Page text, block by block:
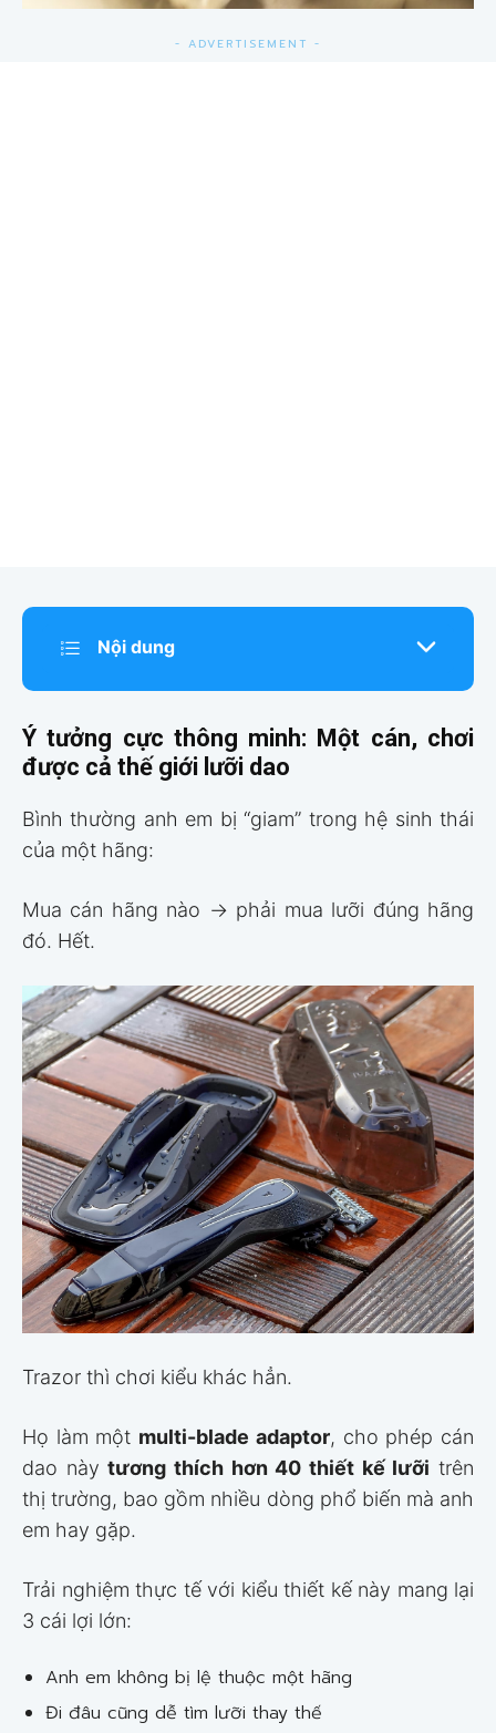
- ADVERTISEMENT -
Nội dung
Ý tưởng cực thông minh: Một cán, chơi
được cả thế giới lưỡi dao
Bình thường anh em bị “giam” trong hệ sinh thái
của một hãng:
Mua cán hãng nào → phải mua lưỡi đúng hãng
đó. Hết.
Trazor thì chơi kiểu khác hẳn.
Họ làm một multi-blade adaptor, cho phép cán
dao nàytương thích hơn 40 thiết kế lưỡi trên
thị trường, bao gồm nhiều dòng phổ biến mà anh
em hay gặp.
Trải nghiệm thực tế với kiểu thiết kế này mang lại
3 cái lợi lớn:
Anh em không bị lệ thuộc một hãng
Đi đâu cũng dễ tìm lưỡi thay thế